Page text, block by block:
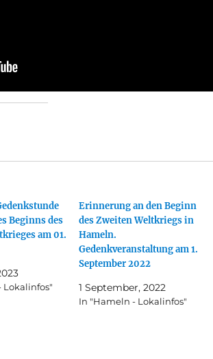
Beginns des
am 01.
Lokalinfos"
Erinnerung an den Beginn
des Zweiten Weltkriegs in
Hameln.
Gedenkveranstaltung am 1.
September 2022
1 September, 2022
In "Hameln - Lokalinfos"